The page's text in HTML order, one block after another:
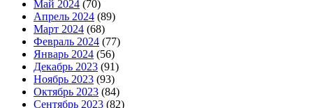
Май 2024 (70)
Апрель 2024 (89)
Март 2024 (68)
Февраль 2024 (77)
Январь 2024 (56)
Декабрь 2023 (91)
Ноябрь 2023 (93)
Октябрь 2023 (84)
Сентябрь 2023 (82)